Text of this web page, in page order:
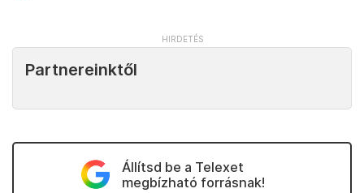
Partnereinktől
Állítsd be a Telexet
megbízható forrásnak!